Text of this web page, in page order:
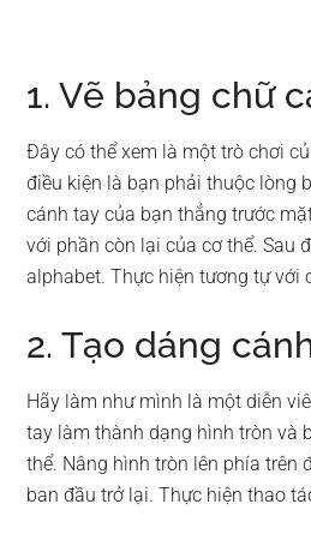
1. Vẽ bảng chữ
Đây có thể xem là một trò chơi
điều kiện là bạn phải thuộc lòng
cánh tay của bạn thẳng trước
với phần còn lại của cơ thể. Sau
alphabet. Thực hiện tương tự với
2. Tạo dáng
Hãy làm như mình là một diễn
tay làm thành dạng hình tròn và
thể. Nâng hình tròn lên phía trên
ban đầu trở lại. Thực hiện thao